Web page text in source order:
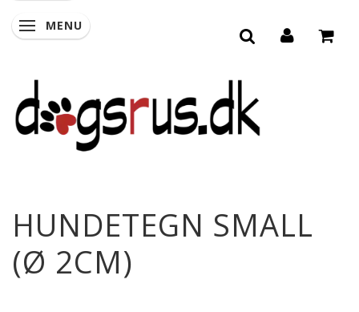
SKIFTE NAVIGATION
MENU
HUNDETEGN SMALL
(Ø 2CM)